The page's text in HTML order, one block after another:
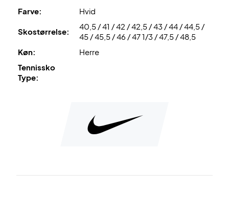
og åndbarhed, grundet ydersålen.
Der er lagt nogle skumpuder i hælen som skal sikre en
komfortabel følelse ved hvert skridt.
Padelsko med god stødabsorbering og støtte
Med denne sko får du en god komfort ved hjælp af
Farve:
Hvid
Skostørrelse:
40,5 / 41 / 42 / 42,5 / 43 / 44 / 44,5 /
45 / 45,5 / 46 / 47 1/3 / 47,5 / 48,5
Køn:
Herre
Tennissko
Type: